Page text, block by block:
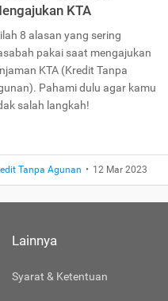
KTA
8 alasan yang sering
pakai saat mengajukan
KTA (Kredit Tanpa
Pahami dulu agar kamu
salah langkah!
Tanpa Agunan • 12 Mar 2023
Lainnya
Syarat & Ketentuan